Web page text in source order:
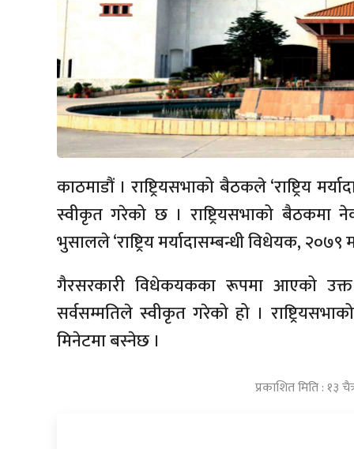
काठमाडौं । राष्ट्रियसभाको बैठकले ‘राष्ट्रिय
स्वीकृत गरेको छ । राष्ट्रियसभाको
भुसालले ‘राष्ट्रिय मर्यादासम्बन्धी विधेयक, २०७९
गैरसरकारी विधेकयकका रूपमा आएको
सर्वसम्मतिले स्वीकृत गरेको हो ।
मिनेटमा बस्नेछ ।
प्रकाशित मिति : १३